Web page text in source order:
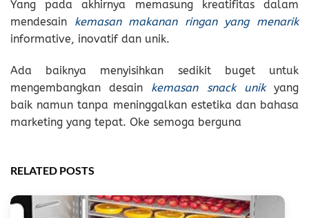
Yang pada akhirnya memasung kreatifitas dalam
mendesain kemasan makanan ringan yang menarik
informative, inovatif dan unik.
Ada baiknya menyisihkan sedikit buget untuk
mengembangkan desain kemasan snack unikyang
baik namun tanpa meninggalkan estetika dan bahasa
marketing yang tepat. Oke semoga berguna
RELATED POSTS